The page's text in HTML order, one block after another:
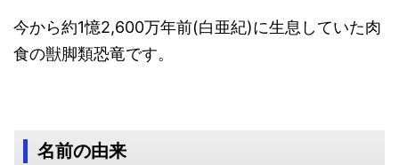
今から約1憶2,600万年前(白亜紀)に生息していた肉
食の獣脚類恐竜です。
名前の由来